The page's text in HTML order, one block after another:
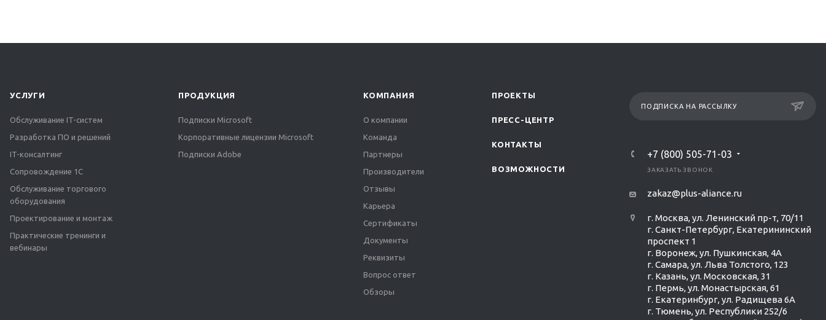
УСЛУГИ
Обслуживание IT-систем
Разработка ПО и решений
IT-консалтинг
Сопровождение 1С
Обслуживание торгового
оборудования
Проектирование и монтаж
Практические тренинги и
вебинары
ПРОДУКЦИЯ
Подписки Microsoft
Корпоративные лицензии Microsoft
Подписки Adobe
КОМПАНИЯ
О компании
Команда
Партнеры
Производители
Отзывы
Карьера
Сертификаты
Документы
Реквизиты
Вопрос ответ
Обзоры
ПРОЕКТЫ
ПРЕСС-ЦЕНТР
КОНТАКТЫ
ВОЗМОЖНОСТИ
ПОДПИСКА НА РАССЫЛКУ
+7 (800) 505-71-03
ЗАКАЗАТЬ ЗВОНОК
zakaz@plus-aliance.ru
г. Москва, ул. Ленинский пр-т, 70/11
г. Санкт-Петербург, Екатерининский
проспект 1
г. Воронеж, ул. Пушкинская, 4А
г. Самара, ул. Льва Толстого, 123
г. Казань, ул. Московская, 31
г. Пермь, ул. Монастырская, 61
г. Екатеринбург, ул. Радищева 6А
г. Тюмень, ул. Республики 252/6